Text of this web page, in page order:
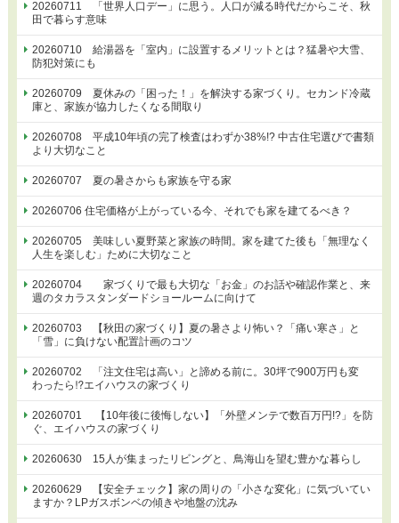
20260711 「世界人口デー」に思う。人口が減る時代だからこそ、秋
田で暮らす意味
20260710 給湯器を「室内」に設置するメリットとは？猛暑や大雪、
防犯対策にも
20260709 夏休みの「困った！」を解決する家づくり。セカンド冷蔵
庫と、家族が協力したくなる間取り
20260708 平成10年頃の完了検査はわずか38%!? 中古住宅選びで書類
より大切なこと
20260707 夏の暑さからも家族を守る家
20260706 住宅価格が上がっている今、それでも家を建てるべき？
20260705 美味しい夏野菜と家族の時間。家を建てた後も「無理なく
人生を楽しむ」ために大切なこと
20260704 家づくりで最も大切な「お金」のお話や確認作業と、来
週のタカラスタンダードショールームに向けて
20260703 【秋田の家づくり】夏の暑さより怖い？「痛い寒さ」と
「雪」に負けない配置計画のコツ
20260702 「注文住宅は高い」と諦める前に。30坪で900万円も変
わったら⁉エイハウスの家づくり
20260701 【10年後に後悔しない】「外壁メンテで数百万円!?」を防
ぐ、エイハウスの家づくり
20260630 15人が集まったリビングと、鳥海山を望む豊かな暮らし
20260629 【安全チェック】家の周りの「小さな変化」に気づいてい
ますか？LPガスボンベの傾きや地盤の沈み